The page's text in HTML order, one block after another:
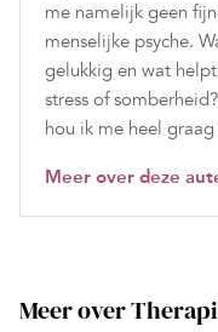
me namelijk geen
menselijke psyche.
gelukkig en wat
stress of
hou ik me heel
Meer over deze
Meer over